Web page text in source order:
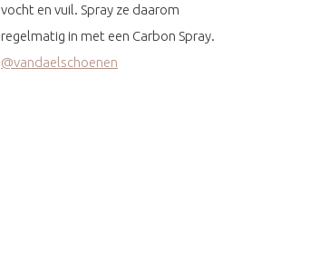
vocht en vuil. Spray ze daarom
regelmatig in met een Carbon Spray.
@vandaelschoenen